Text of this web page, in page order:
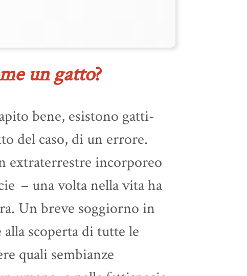
un gatto?
bene, esistono gatti-
del caso, di un errore.
extraterrestre incorporeo
– una volta nella vita ha
Un breve soggiorno in
scoperta di tutte le
quali sembianze